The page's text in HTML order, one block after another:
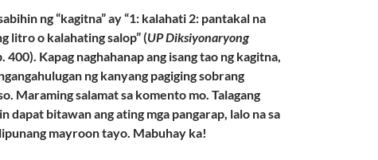
ng “kagitna” ay “1: kalahati 2: pantakal na
litro o kalahating salop” (UP Diksiyonaryong
400). Kapag naghahanap ang isang tao ng kagitna,
ng kanyang pagiging sobrang
Maraming salamat sa komento mo. Talagang
dapat bitawan ang ating mga pangarap, lalo na sa
mayroon tayo. Mabuhay ka!